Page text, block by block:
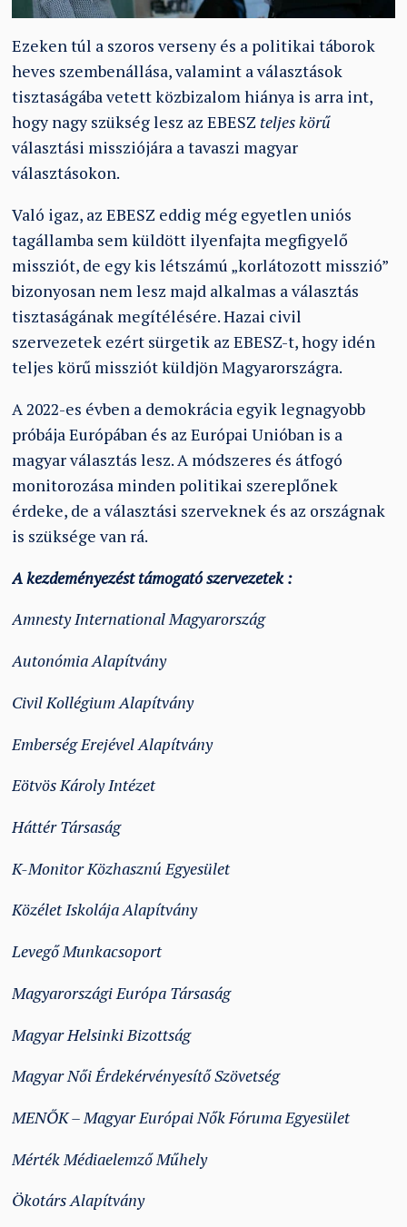
Ezeken túl a szoros verseny és a politikai táborok
heves szembenállása, valamint a választások
tisztaságába vetett közbizalom hiánya is arra int,
hogy nagy szükség lesz az EBESZ teljes körű
választási missziójára a tavaszi magyar
választásokon.
Való igaz, az EBESZ eddig még egyetlen uniós
tagállamba sem küldött ilyenfajta megfigyelő
missziót, de egy kis létszámú „korlátozott misszió”
bizonyosan nem lesz majd alkalmas a választás
tisztaságának megítélésére. Hazai civil
szervezetek ezért sürgetik az EBESZ-t, hogy idén
teljes körű missziót küldjön Magyarországra.
A 2022-es évben a demokrácia egyik legnagyobb
próbája Európában és az Európai Unióban is a
magyar választás lesz. A módszeres és átfogó
monitorozása minden politikai szereplőnek
érdeke, de a választási szerveknek és az országnak
is szüksége van rá.
A kezdeményezést támogató szervezetek :
Amnesty International Magyarország
Autonómia Alapítvány
Civil Kollégium Alapítvány
Emberség Erejével Alapítvány
Eötvös Károly Intézet
Háttér Társaság
K-Monitor Közhasznú Egyesület
Közélet Iskolája Alapítvány
Levegő Munkacsoport
Magyarországi Európa Társaság
Magyar Helsinki Bizottság
Magyar Női Érdekérvényesítő Szövetség
MENŐK – Magyar Európai Nők Fóruma Egyesület
Mérték Médiaelemző Műhely
Ökotárs Alapítvány